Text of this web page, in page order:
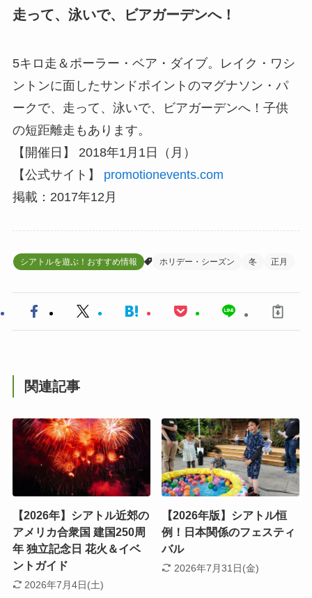
走って、泳いで、ビアガーデンへ！
5キロ走＆ポーラー・ベア・ダイブ。レイク・ワシ
ントンに面したサンドポイントのマグナソン・パ
ークで、走って、泳いで、ビアガーデンへ！子供
の短距離走もあります。
【開催日】 2018年1月1日（月）
【公式サイト】 promotionevents.com
掲載：2017年12月
シアトルを遊ぶ！おすすめ情報 ホリデー・シーズン 冬 正月
関連記事
【2026年】シアトル近郊の
アメリカ合衆国 建国250周
年 独立記念日 花火＆イベ
ントガイド
2026年7月4日(土)
【2026年版】シアトル恒
例！日本関係のフェスティ
バル
2026年7月31日(金)